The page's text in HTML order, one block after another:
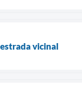
vicinal